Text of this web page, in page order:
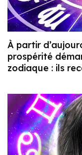
À partir
prospérité
zodiaque : ils